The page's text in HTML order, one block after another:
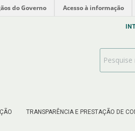
do Governo Acesso à informação
TRANSPARÊNCIA E PRESTAÇÃO DE
Search